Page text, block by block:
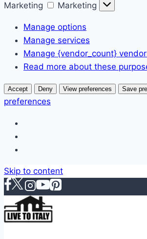
Marketing
Marketing
Manage options
Manage services
Manage {vendor_count}
Read more about these
Accept Deny View preferences Save
preferences
Skip to content